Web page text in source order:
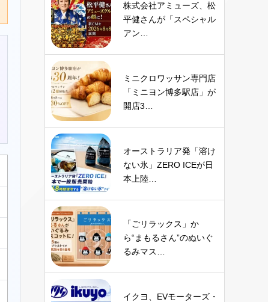
株式会社アミューズ、松
平健さんが「スペシャル
アン…
ミニクロワッサン専門店
「ミニヨン博多駅店」が
開店3…
オーストラリア発「溶け
ない氷」ZERO ICEが日
本上陸…
「ごリラックス」か
ら“まもるさん”のぬいぐ
るみマス…
イクヨ、EVモーターズ・